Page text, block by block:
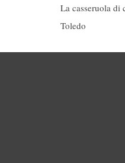
La casseruola di
Toledo